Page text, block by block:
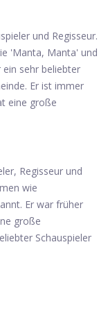
und Regisseur.
'Manta, Manta' und
sehr beliebter
Er ist immer
eine große
Regisseur und
wie
Er war früher
große
Schauspieler